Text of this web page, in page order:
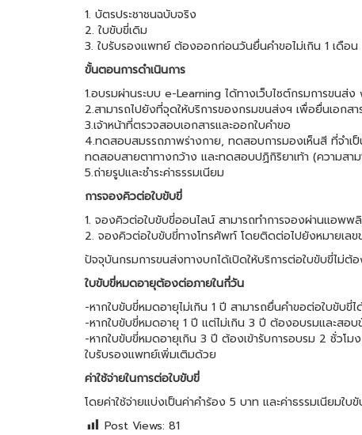
1. บัตรประชาชนฉบับจริง
2. ใบขับขี่เดิม
3. ใบรับรองแพทย์ ต้องออกก่อนวันยื่นคำขอไม่เกิน 1 เดือน
ขั้นตอนการดำเนินการ
1.อบรมผ่านระบบ e-Learning ได้ทางเว็บไซต์กรมการขนส่
2.สามารถไปยังที่จุดให้บริการของกรมขนส่งฯ เพื่อยื่นเอก
3.เจ้าหน้าที่ตรวจสอบเอกสารและออกใบคำขอ
4.ทดสอบสมรรถภาพร่างกาย, ทดสอบการมองเห็นสี ที่จำเ
ทดสอบสายตาทางกว้าง และทดสอบปฏิกิริยาเท้า (ความสามา
5.ถ่ายรูปและชำระค่าธรรมเนียม
การจองคิวต่อใบขับขี่
1. จองคิวต่อใบขับขี่ออนไลน์ สามารถทำการจองผ่านแอพพ
2. จองคิวต่อใบขับขี่ทางโทรศัพท์ โดยติดต่อไปยังหมายเล
ปัจจุบันกรมการขนส่งทางบกได้เปิดให้บริการต่อใบขับขี่ไม่ต้
ใบขับขี่หมดอายุต้องต่อภายในกี่วัน
-หากใบขับขี่หมดอายุไม่เกิน 1 ปี สามารถยื่นคำขอต่อใบขับขี่ไ
-หากใบขับขี่หมดอายุ 1 ปี แต่ไม่เกิน 3 ปี ต้องอบรมและสอ
-หากใบขับขี่หมดอายุเกิน 3 ปี ต้องเข้ารับการอบรม 2 ชั่ว
ใบรับรองแพทย์เพิ่มเติมด้วย
ค่าใช้จ่ายในการต่อใบขับขี่
โดยค่าใช้จ่ายแบ่งเป็นค่าคำร้อง 5 บาท และค่าธรรมเนียม
Post Views: 81